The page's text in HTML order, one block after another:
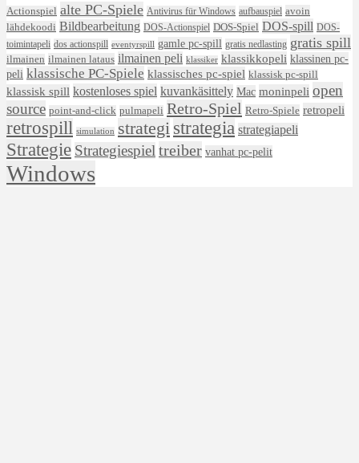
Actionspiel alte PC-Spiele Antivirus für Windows aufbauspiel avoin
lähdekoodi Bildbearbeitung DOS-Actionspiel DOS-Spiel DOS-spill DOS-
toimintapeli dos actionspill eventyrspill gamle pc-spill gratis nedlasting gratis spill
ilmainen ilmainen lataus ilmainen peli klassiker klassikkopeli klassinen pc-
peli klassische PC-Spiele klassisches pc-spiel klassisk pc-spill
klassisk spill kostenloses spiel kuvankäsittely Mac moninpeli open
source point-and-click pulmapeli Retro-Spiel Retro-Spiele retropeli
retrospill simulation strategi strategia strategiapeli
Strategie Strategiespiel treiber vanhat pc-pelit
Windows